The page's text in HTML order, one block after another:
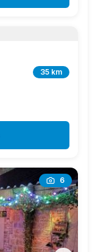
35 km
6